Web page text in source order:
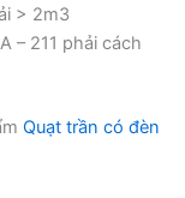
> 2m3
– 211 phải cách
Quạt trần có đèn